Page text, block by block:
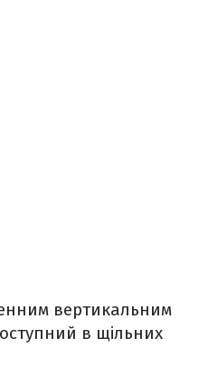
вертикальним
в щільних